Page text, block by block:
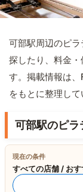
可部駅周辺のピ
探したり、料金
す。掲載情報は
をもとに整理して
可部駅のピラ
現在の条件
すべての店舗 / お